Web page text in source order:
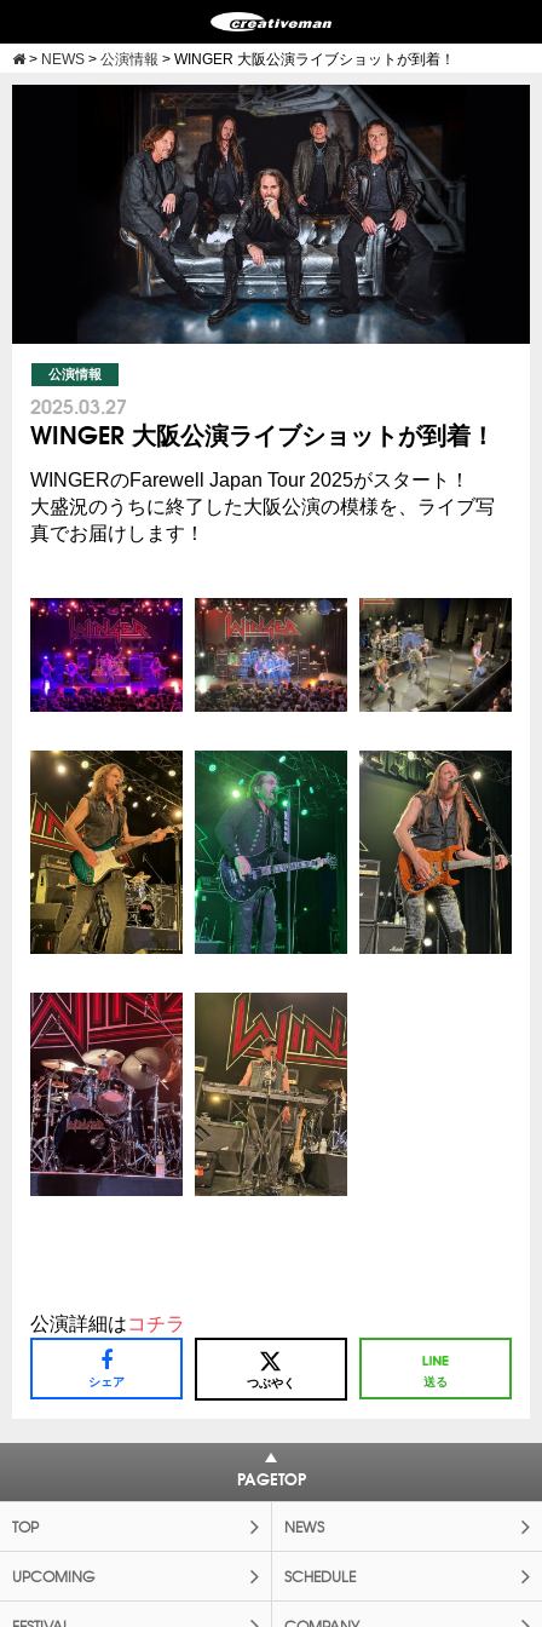
> NEWS > 公演情報 > WINGER 大阪公演ライブショットが到着！
公演情報
2025.03.27
WINGER 大阪公演ライブショットが到着！
WINGERのFarewell Japan Tour 2025がスタート！
大盛況のうちに終了した大阪公演の模様を、ライブ写
真でお届けします！
公演詳細はコチラ
シェア つぶやく 送る
PAGETOP
TOP NEWS
UPCOMING SCHEDULE